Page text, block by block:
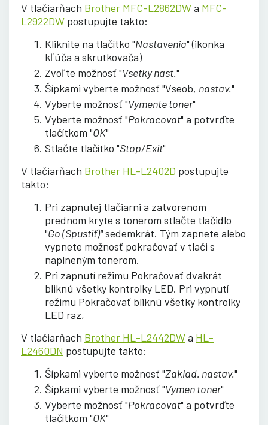
V tlačiarňach Brother MFC-L2862DWa MFC-
L2922DW postupujte takto:
Kliknite na tlačítko "Nastavenia" (ikonka
kľúča a skrutkovača)
Zvoľte možnosť "Vsetky nast."
Šípkami vyberte možnosť "Vseob, nastav."
Vyberte možnosť "Vymente toner"
Vyberte možnosť "Pokracovat" a potvrďte
tlačítkom "OK"
Stlačte tlačítko "Stop/Exit"
V tlačiarňach Brother HL-L2402D postupujte
takto:
Pri zapnutej tlačiarni a zatvorenom
prednom kryte s tonerom stlačte tlačidlo
"Go (Spustiť)"sedemkrát. Tým zapnete alebo
vypnete možnosť pokračovať v tlači s
naplneným tonerom.
Pri zapnutí režimu Pokračovať dvakrát
bliknú všetky kontrolky LED. Pri vypnutí
režimu Pokračovať bliknú všetky kontrolky
LED raz,
V tlačiarňach Brother HL-L2442DWa HL-
L2460DN postupujte takto:
Šípkami vyberte možnosť"Zaklad. nastav."
Šípkami vyberte možnosť "Vymen toner"
Vyberte možnosť "Pokracovat" a potvrďte
tlačítkom "OK"